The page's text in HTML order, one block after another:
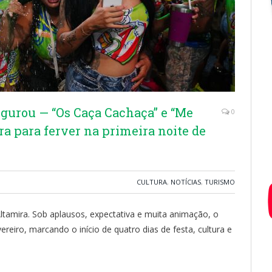
— “Os Caça Cachaça” e “Me
para ferver na primeira noite de
0
CULTURA, NOTÍCIAS, TURISMO
Sob aplausos, expectativa e muita animação, o
marcando o início de quatro dias de festa, cultura e